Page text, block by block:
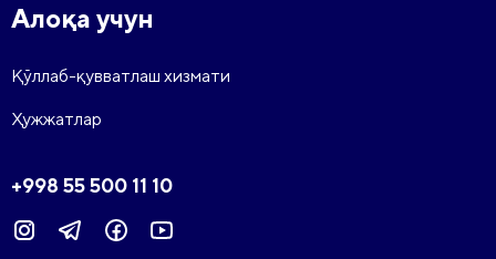
Алоқа учун
Қўллаб-қувватлаш хизмати
Ҳужжатлар
+998 55 500 11 10